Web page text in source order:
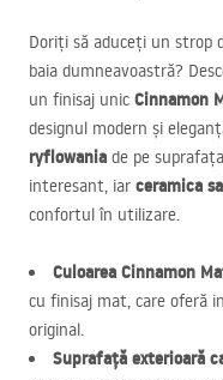
Doriți să aduceți un strop
baia dumneavoastră?
un finisaj unic Cinnamon
designul modern și
ryflowania de pe
interesant, iar ceramica
confortul în utilizare.
Culoarea Cinnamon
cu finisaj mat, care oferă
original.
Suprafață exterioară